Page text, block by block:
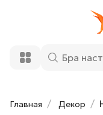
Главная Декор
подсветкой